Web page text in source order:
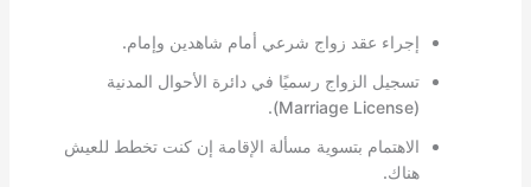
إجراء عقد زواج شرعي أمام شاهدين وإمام.
تسجيل الزواج رسميًا في دائرة الأحوال المدنية
(Marriage License).
الاهتمام بتسوية مسألة الإقامة إن كنت تخطط للعيش
هناك.